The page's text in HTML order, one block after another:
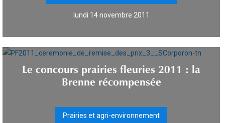
lundi 14 novembre 2011
Le concours prairies fleuries 2011 : la
Brenne récompensée
Prairies et agri-environnement